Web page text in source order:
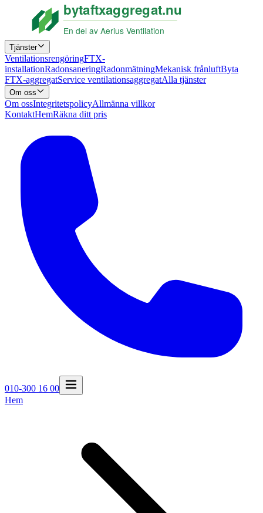
Tjänster
VentilationsrengöringFTX-
installationRadonsaneringRadonmätningMekanisk frånluftByta
FTX-aggregatService ventilationsaggregatAlla tjänster
Om oss
Om ossIntegritetspolicyAllmänna villkor
KontaktHemRäkna ditt pris
010-300 16 00
Hem